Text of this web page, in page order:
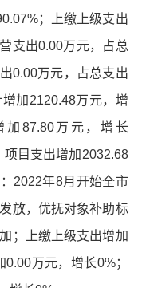
；上缴上级支出
支出0.00万元，占总
0.00万元，占总支出
加2120.48万元，增
加87.80万元，增长
目支出增加2032.68
2022年8月开始全市
放，优抚对象补助标
；上缴上级支出增加
万元，增长0%；